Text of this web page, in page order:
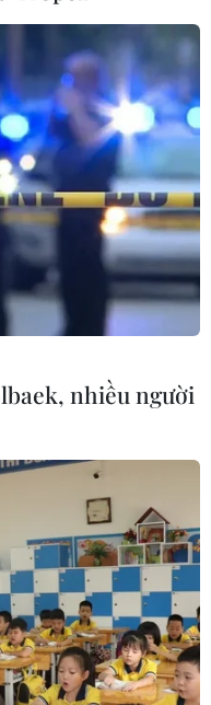
vụ ám sát
ISNA của Iran, ông
phạm vụ ám sát nhà
trách nhiệm trước
nhiều người